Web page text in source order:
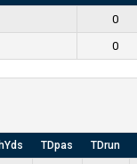
0
0
TDpas TDrun